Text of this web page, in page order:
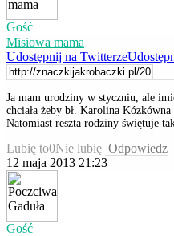
Gość
Misiowa mama
Udostępnij na Twitterze
Ja mam urodziny w styczniu, ale
chciała żeby bł. Karolina
Natomiast reszta rodziny świętuje
Lubię to0Nie lubię Odpowiedz
12 maja 2013 21:23
Gość